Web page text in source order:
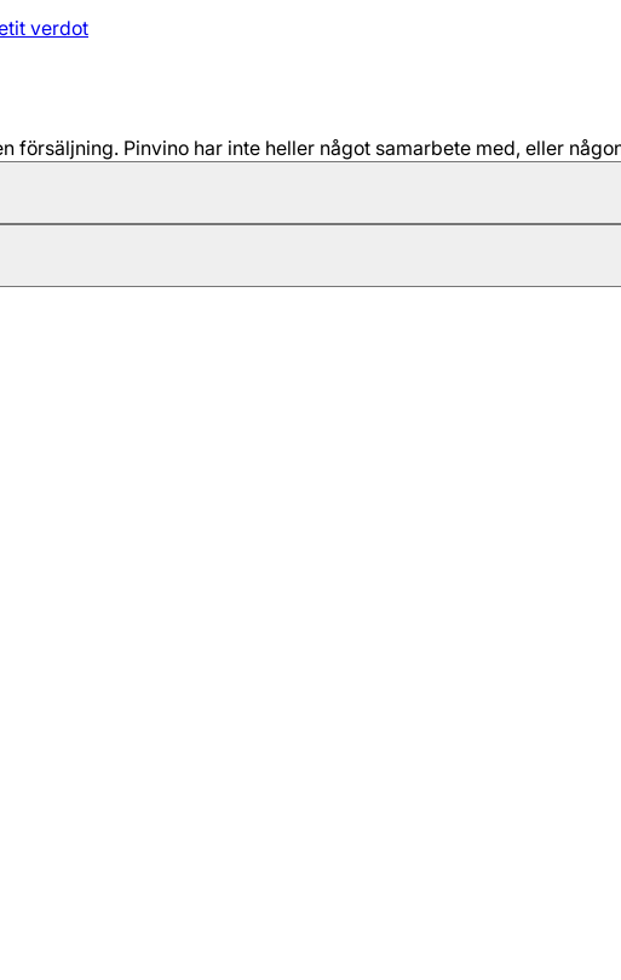
verdot
försäljning. Pinvino har inte heller något samarbete med, eller